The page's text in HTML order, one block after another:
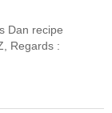
Dan recipe
Regards :